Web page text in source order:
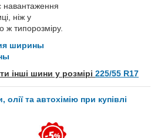
навантаження
ніж у
ж типорозміру.
ширины
інші шини у розмірі 225/55 R17
та автохімію при купівлі